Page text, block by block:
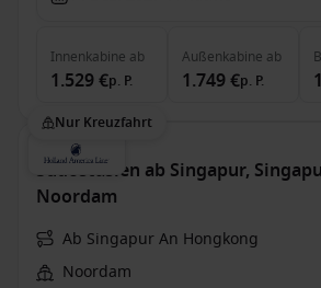
Innenkabine ab
1.529 €p. P.
Außenkabine ab
1.749 €p. P.
Nur Kreuzfahrt
Südostasien ab Singapur,
Noordam
Ab Singapur An Hongkong
Noordam